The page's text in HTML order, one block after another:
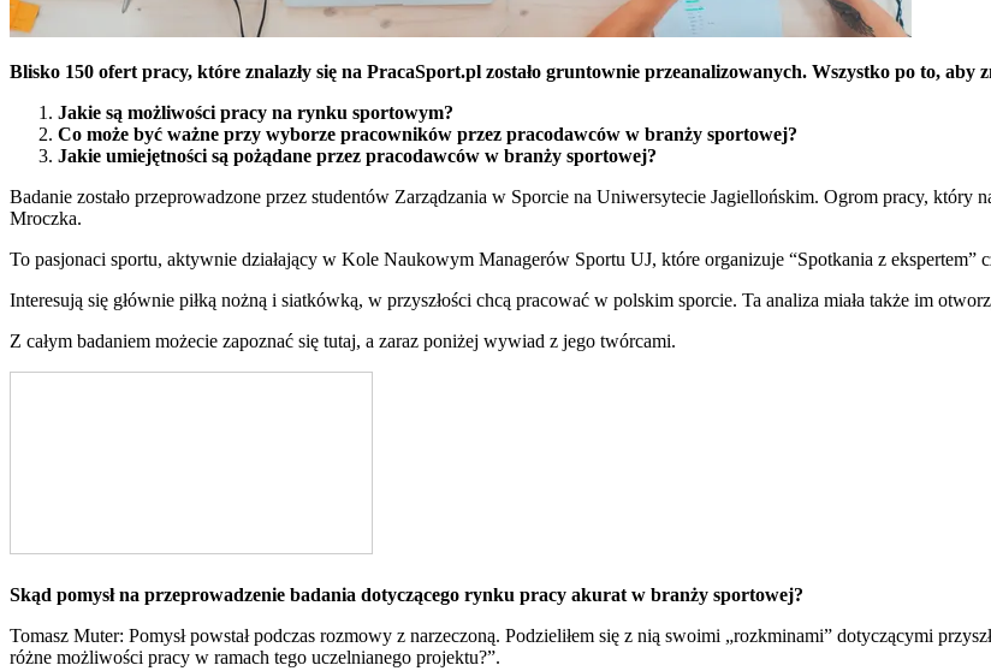
Blisko 150 ofert pracy, które znalazły się na PracaSport.pl zostało gruntownie przeanalizowanych. Wszystko po to, aby
Jakie są możliwości pracy na rynku sportowym?
Co może być ważne przy wyborze pracowników przez pracodawców w branży sportowej?
Jakie umiejętności są pożądane przez pracodawców w branży sportowej?
Badanie zostało przeprowadzone przez studentów Zarządzania w Sporcie na Uniwersytecie Jagiellońskim. Ogrom pracy,
Mroczka.
To pasjonaci sportu, aktywnie działający w Kole Naukowym Managerów Sportu UJ, które organizuje “Spotkania z ekspertem”
Interesują się głównie piłką nożną i siatkówką, w przyszłości chcą pracować w polskim sporcie. Ta analiza miała także im
Z całym badaniem możecie zapoznać się tutaj, a zaraz poniżej wywiad z jego twórcami.
Skąd pomysł na przeprowadzenie badania dotyczącego rynku pracy akurat w branży sportowej?
Tomasz Muter: Pomysł powstał podczas rozmowy z narzeczoną. Podzieliłem się z nią swoimi „rozkminami” dotyczącymi
różne możliwości pracy w ramach tego uczelnianego projektu?”.